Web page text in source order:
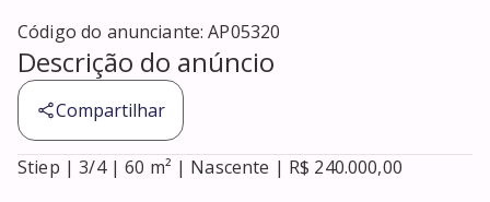
Código do anunciante:AP05320
Descrição do anúncio
Compartilhar
Stiep | 3/4 | 60 m² | Nascente | R$ 240.000,00